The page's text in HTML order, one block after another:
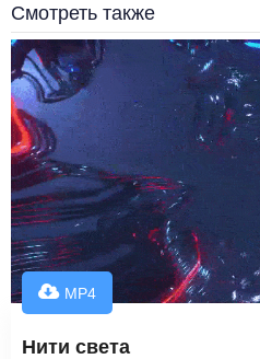
Смотреть также
MP4
Нити света